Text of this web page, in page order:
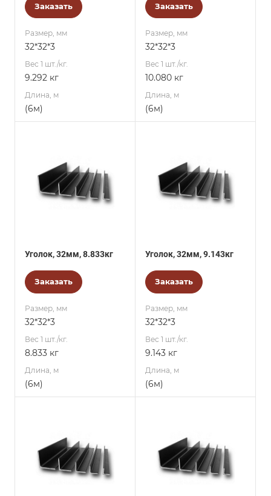
Заказать
Размер, мм
32*32*3
Вес 1 шт./кг.
9.292 кг
Длина, м
(6м)
Заказать
Размер, мм
32*32*3
Вес 1 шт./кг.
10.080 кг
Длина, м
(6м)
Уголок, 32мм, 8.833кг
Заказать
Размер, мм
32*32*3
Вес 1 шт./кг.
8.833 кг
Длина, м
(6м)
Уголок, 32мм, 9.143кг
Заказать
Размер, мм
32*32*3
Вес 1 шт./кг.
9.143 кг
Длина, м
(6м)